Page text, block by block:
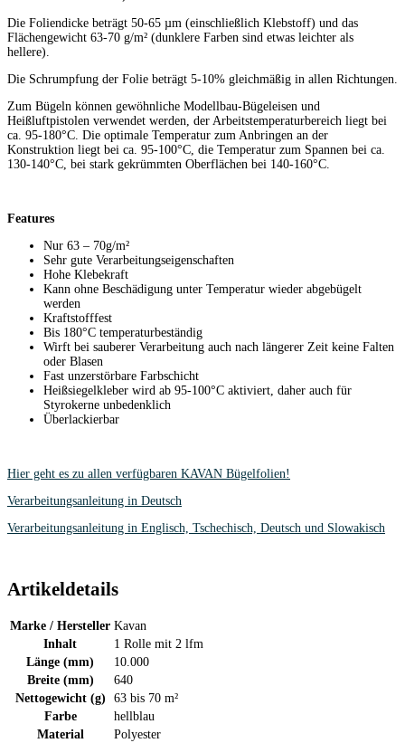
Die Foliendicke beträgt 50-65 µm (einschließlich Klebstoff) und das
Flächengewicht 63-70 g/m² (dunklere Farben sind etwas leichter als
hellere).
Die Schrumpfung der Folie beträgt 5-10% gleichmäßig in allen Richtungen.
Zum Bügeln können gewöhnliche Modellbau-Bügeleisen und
Heißluftpistolen verwendet werden, der Arbeitstemperaturbereich liegt bei
ca. 95-180°C. Die optimale Temperatur zum Anbringen an der
Konstruktion liegt bei ca. 95-100°C, die Temperatur zum Spannen bei ca.
130-140°C, bei stark gekrümmten Oberflächen bei 140-160°C.
Features
Nur 63 – 70g/m²
Sehr gute Verarbeitungseigenschaften
Hohe Klebekraft
Kann ohne Beschädigung unter Temperatur wieder abgebügelt
werden
Kraftstofffest
Bis 180°C temperaturbeständig
Wirft bei sauberer Verarbeitung auch nach längerer Zeit keine Falten
oder Blasen
Fast unzerstörbare Farbschicht
Heißsiegelkleber wird ab 95-100°C aktiviert, daher auch für
Styrokerne unbedenklich
Überlackierbar
Hier geht es zu allen verfügbaren KAVAN Bügelfolien!
Verarbeitungsanleitung in Deutsch
Verarbeitungsanleitung in Englisch, Tschechisch, Deutsch und Slowakisch
Artikeldetails
Marke / Hersteller Kavan
Inhalt
1 Rolle mit 2 lfm
Länge (mm)
10.000
Breite (mm)
640
Nettogewicht (g)
63 bis 70 m²
Farbe
hellblau
Material
Polyester